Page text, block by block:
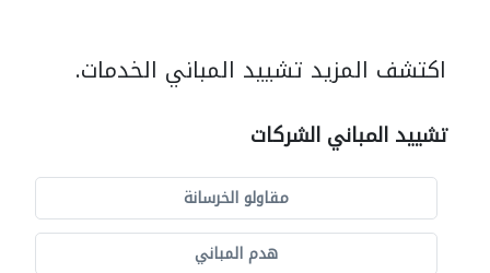
اكتشف المزيد تشييد المباني الخدمات.
تشييد المباني الشركات
مقاولو الخرسانة
هدم المباني